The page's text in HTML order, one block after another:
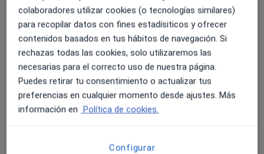
Onicomicosis Pie diabético
Fascitis plantar
Verrugas plantares
Uña enterrada
Tipos de consulta
PresencialVer direcciones (3)
Fotos y vídeos
colaboradores utilizar cookies (o tecnologías similares)
para recopilar datos con fines estadísiticos y ofrecer
contenidos basados en tus hábitos de navegación. Si
rechazas todas las cookies, solo utilizaremos las
necesarias para el correcto uso de nuestra página.
Puedes retirar tu consentimiento o actualizar tus
preferencias en cualquier momento desde ajustes. Más
información en Política de cookies.
Configurar